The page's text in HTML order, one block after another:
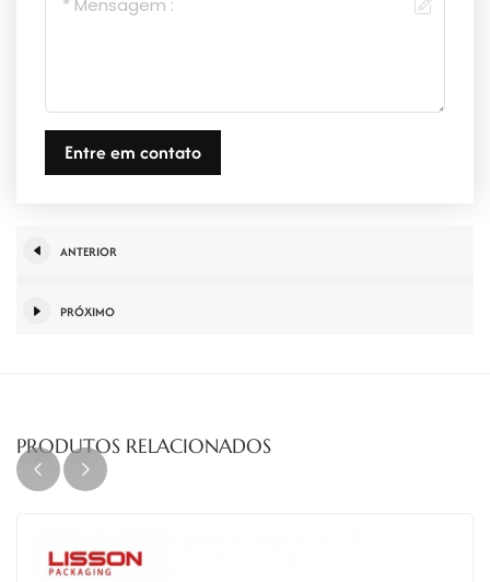
Entre em contato
ANTERIOR
PRÓXIMO
PRODUTOS RELACIONADOS